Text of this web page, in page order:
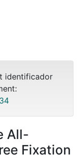
identificador
All-
Fixation